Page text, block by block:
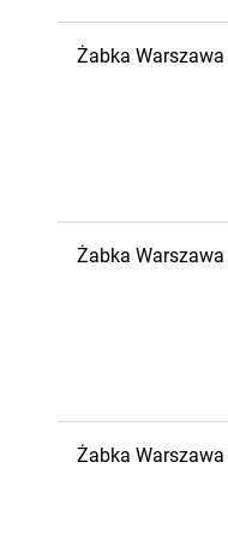
Żabka Warszawa
Żabka Warszawa
Żabka Warszawa